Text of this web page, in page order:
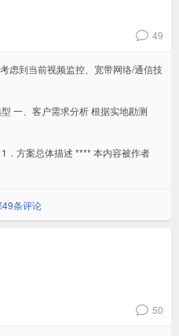
v 49
虑到当前视频监控、宽带网络/通信技
一、客户需求分析 根据实地勘测
．方案总体描述 **** 本内容被作者
条评论
v 50